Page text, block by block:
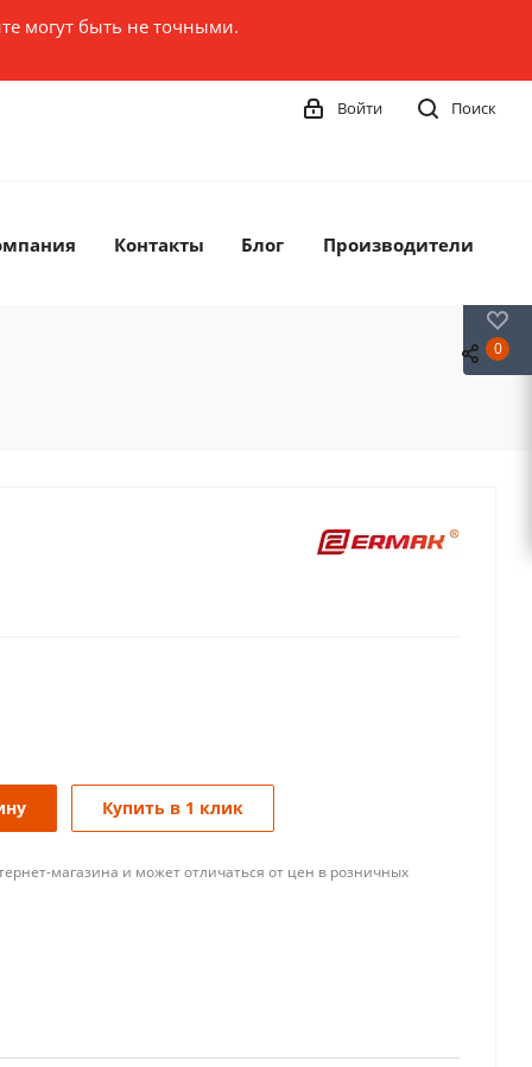
могут быть не точными.
Поиск
Войти
Контакты Блог Производители
Купить в 1 клик
магазина и может отличаться от цен в розничных
0